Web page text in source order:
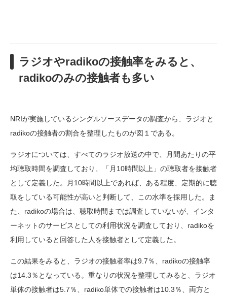
ラジオやradikoの接触率をみると、
radikoのみの接触者も多い
NRIが実施しているシングルソースデータの調査から、ラジオと
radikoの接触者の割合を整理したものが図１である。
ラジオについては、すべてのラジオ放送の中で、月間あたりの平
均聴取時間を調査しており、「月10時間以上」の聴取者を接触者
として定義した。月10時間以上であれば、ある程度、定期的に聴
取をしている可能性が高いと判断して、この水準を採用した。ま
た、radikoの場合は、聴取時間までは調査していないが、インタ
ーネットのサービスとしての利用状況を調査しており、radikoを
利用していると回答した人を接触者として定義した。
この結果をみると、ラジオの接触者率は9.7％、radikoの接触率
は14.3％となっている。重なりの状況を整理してみると、ラジオ
単体の接触者は5.7％、radiko単体での接触者は10.3％、両方と